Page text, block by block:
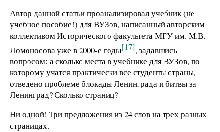
Автор данной статьи проанализировал учебник (не
учебное пособие!) для ВУЗов, написанный авторским
коллективом Исторического факультета МГУ им. М.В.
Ломоносова уже в 2000-е годы[17], задавшись
вопросом: а сколько места в учебнике для ВУЗов, по
которому учатся практически все студенты страны,
отведено проблеме блокады Ленинграда и битвы за
Ленинград? Сколько страниц?
Ни одной! Три предложения из 24 слов на трех разных
страницах.